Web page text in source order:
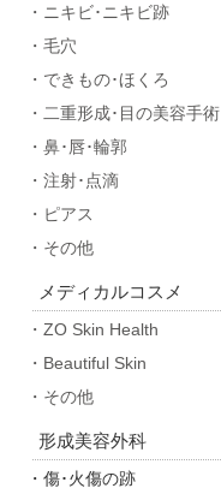
・ニキビ･ニキビ跡
・毛穴
・できもの･ほくろ
・二重形成･目の美容手術
・鼻･唇･輪郭
・注射･点滴
・ピアス
・その他
メディカルコスメ
・ZO Skin Health
・Beautiful Skin
・その他
形成美容外科
・傷･火傷の跡